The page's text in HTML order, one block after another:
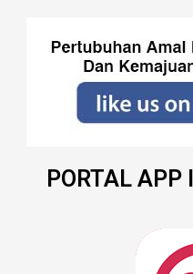
PORTAL